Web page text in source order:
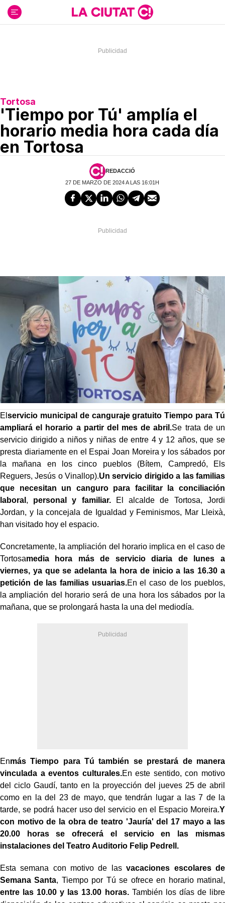
contenido
Tortosa
'Tiempo por Tú' amplía el
horario media hora cada día
en Tortosa
REDACCIÓ
27 DE MARZO DE 2024 A LAS 16:01H
El servicio municipal de canguraje gratuito Tiempo para Tú
ampliará el horario a partir del mes de abril.Se trata de un
servicio dirigido a niños y niñas de entre 4 y 12 años, que se
presta diariamente en el Espai Joan Moreira y los sábados por
la mañana en los cinco pueblos (Bítem, Campredó, Els
Reguers, Jesús o Vinallop).Un servicio dirigido a las familias
que necesitan un canguro para facilitar la conciliación
laboral , personal y familiar.El alcalde de Tortosa, Jordi
Jordan, y la concejala de Igualdad y Feminismos, Mar Lleixà,
han visitado hoy el espacio.
Concretamente, la ampliación del horario implica en el caso de
Tortosamedia hora más de servicio diaria de lunes a
viernes, ya que se adelanta la hora de inicio a las 16.30 a
petición de las familias usuarias.En el caso de los pueblos,
la ampliación del horario será de una hora los sábados por la
mañana, que se prolongará hasta la una del mediodía.
Enmás Tiempo para Tú también se prestará de manera
vinculada a eventos culturales.En este sentido, con motivo
del ciclo Gaudí, tanto en la proyección del jueves 25 de abril
como en la del 23 de mayo, que tendrán lugar a las 7 de la
tarde, se podrá hacer uso del servicio en el Espacio Moreira.Y
con motivo de la obra de teatro 'Jauría' del 17 mayo a las
20.00 horas se ofrecerá el servicio en las mismas
instalaciones del Teatro Auditorio Felip Pedrell.
Esta semana con motivo de lasvacaciones escolares de
Semana Santa, Tiempo por Tú se ofrece en horario matinal,
entre las 10.00 y las 13.00 horas.También los días de libre